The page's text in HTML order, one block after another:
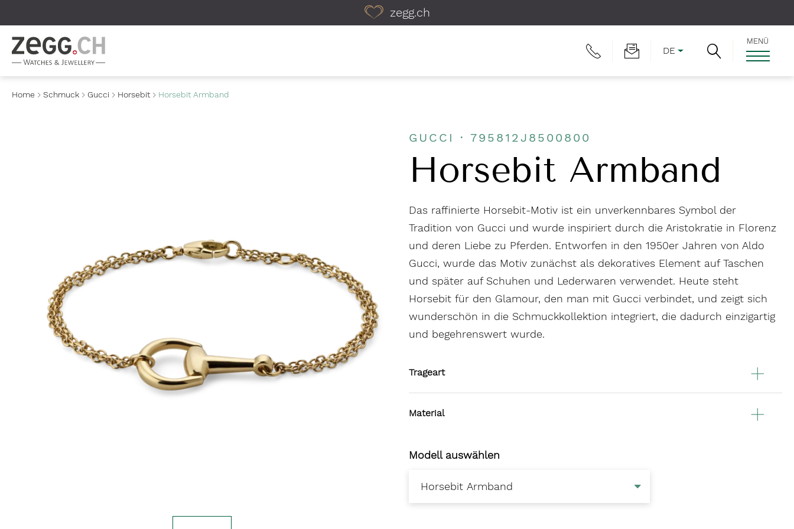
zegg.ch
DE
MENÜ
Home Schmuck Gucci Horsebit Horsebit Armband
GUCCI · 795812J8500800
Horsebit Armband
Das raffinierte Horsebit-Motiv ist ein unverkennbares Symbol der
Tradition von Gucci und wurde inspiriert durch die Aristokratie in Florenz
und deren Liebe zu Pferden. Entworfen in den 1950er Jahren von Aldo
Gucci, wurde das Motiv zunächst als dekoratives Element auf Taschen
und später auf Schuhen und Lederwaren verwendet. Heute steht
Horsebit für den Glamour, den man mit Gucci verbindet, und zeigt sich
wunderschön in die Schmuckkollektion integriert, die dadurch einzigartig
und begehrenswert wurde.
Trageart
Material
Modell auswählen